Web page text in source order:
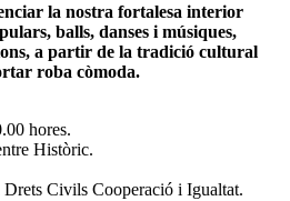
la nostra fortalesa interior
balls, danses i músiques,
a partir de la tradició cultural
roba còmoda.
hores.
Històric.
Civils Cooperació i Igualtat.